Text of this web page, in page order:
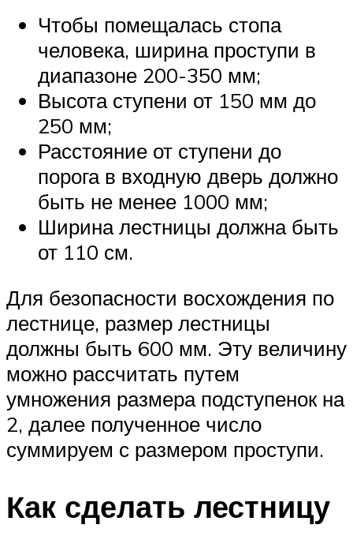
Чтобы помещалась стопа
человека, ширина проступи в
диапазоне 200-350 мм;
Высота ступени от 150 мм до
250 мм;
Расстояние от ступени до
порога в входную дверь должно
быть не менее 1000 мм;
Ширина лестницы должна быть
от 110 см.
Для безопасности восхождения по
лестнице, размер лестницы
должны быть 600 мм. Эту величину
можно рассчитать путем
умножения размера подступенок на
2, далее полученное число
суммируем с размером проступи.
Как сделать лестницу